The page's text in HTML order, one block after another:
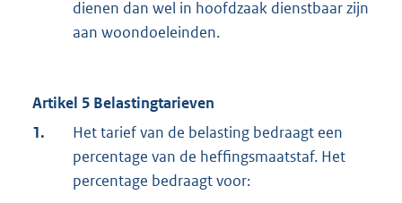
dienen dan wel in hoofdzaak dienstbaar zijn
aan woondoeleinden.
Artikel 5 Belastingtarieven
1.
Het tarief van de belasting bedraagt een
percentage van de heffingsmaatstaf. Het
percentage bedraagt voor: